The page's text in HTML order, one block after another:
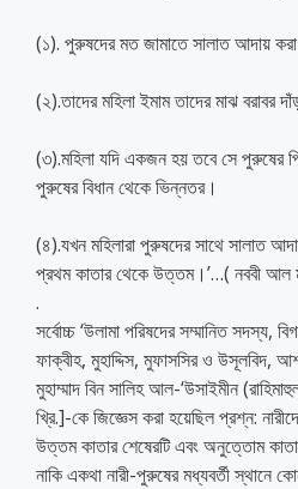
(১). পুরুষদের মত জামাতে সালাত আদায়
(২).তাদের মহিলা ইমাম তাদের মাঝ বরাবর
(৩).মহিলা যদি একজন হয় তবে সে পুরুষের
পুরুষের বিধান থেকে ভিন্নতর।
(৪).যখন মহিলারা পুরুষদের সাথে সালাত
প্রথম কাতার থেকে উত্তম।’…( নববী আল
.
সর্বোচ্চ ‘উলামা পরিষদের সম্মানিত সদস্য,
ফাক্বীহ, মুহাদ্দিস, মুফাসসির ও উসূলবিদ,
মুহাম্মাদ বিন সালিহ আল-‘উসাইমীন
খ্রি.]-কে জিজ্ঞেস করা হয়েছিল প্রশ্ন:
উত্তম কাতার শেষেরটি এবং অনুত্তোম
নাকি একথা নারী-পুরুষের মধ্যবর্তী স্থানে